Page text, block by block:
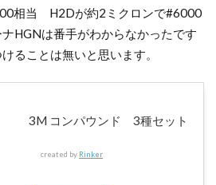
相当 H2Dが約2ミクロンで#6000
HGNは番手がわからなかったです
ることは無いと思います。
3M コンパウンド 3種セット
created by Rinker